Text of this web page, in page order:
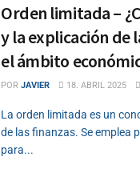
Orden limitada –
y la explicación de
el ámbito
POR JAVIER 18. ABRIL 2025
La orden limitada es un
de las finanzas. Se emplea
para...